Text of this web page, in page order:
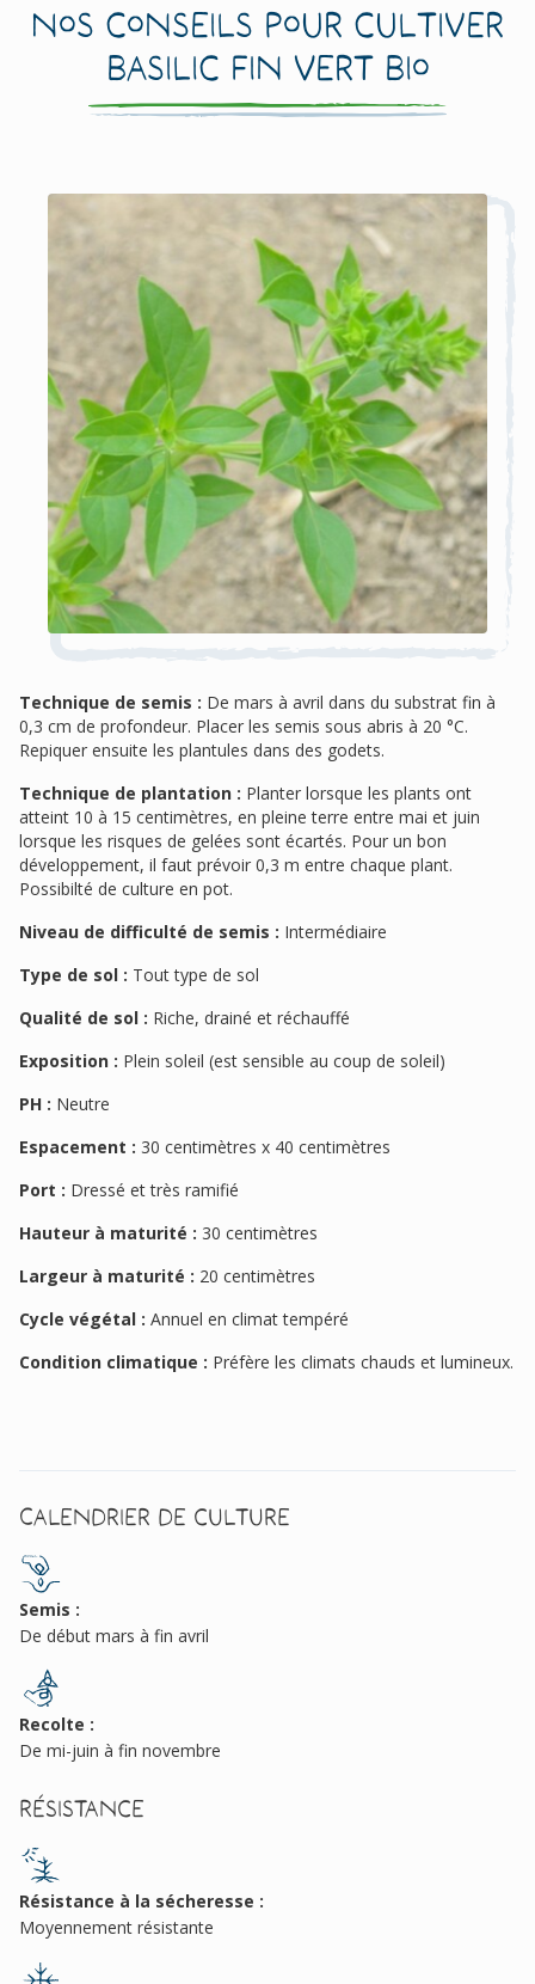
Nos conseils pour cultiver
Basilic Fin Vert Bio
Technique de semis : De mars à avril dans du substrat fin à
0,3 cm de profondeur. Placer les semis sous abris à 20 °C.
Repiquer ensuite les plantules dans des godets.
Technique de plantation : Planter lorsque les plants ont
atteint 10 à 15 centimètres, en pleine terre entre mai et juin
lorsque les risques de gelées sont écartés. Pour un bon
développement, il faut prévoir 0,3 m entre chaque plant.
Possibilté de culture en pot.
Niveau de difficulté de semis : Intermédiaire
Type de sol : Tout type de sol
Qualité de sol : Riche, drainé et réchauffé
Exposition : Plein soleil (est sensible au coup de soleil)
PH : Neutre
Espacement : 30 centimètres x 40 centimètres
Port : Dressé et très ramifié
Hauteur à maturité : 30 centimètres
Largeur à maturité : 20 centimètres
Cycle végétal : Annuel en climat tempéré
Condition climatique : Préfère les climats chauds et lumineux.
Calendrier de culture
Semis :
De début mars à fin avril
Recolte :
De mi-juin à fin novembre
Résistance
Résistance à la sécheresse :
Moyennement résistante